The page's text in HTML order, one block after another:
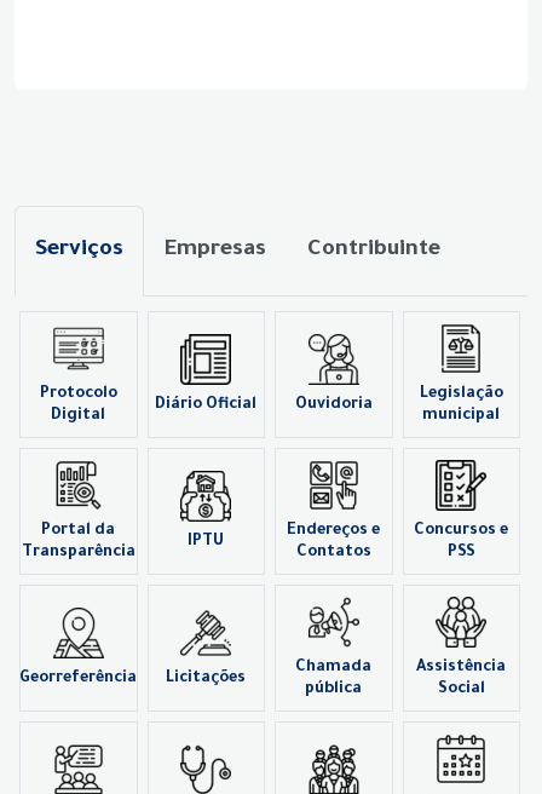
Serviços Empresas Contribuinte
Protocolo
Digital
Diário Oficial Ouvidoria
Legislação
municipal
Portal da
Transparência
IPTU
Endereços e
Contatos
Concursos e
PSS
Georreferência Licitações
Chamada
pública
Assistência
Social